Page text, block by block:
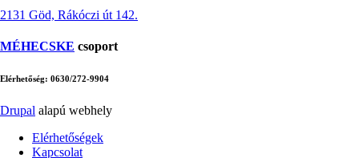
2131 Göd, Rákóczi út 142.
MÉHECSKE csoport
Elérhetőség: 0630/272-9904
Drupal alapú webhely
Footer
Elérhetőségek
Kapcsolat